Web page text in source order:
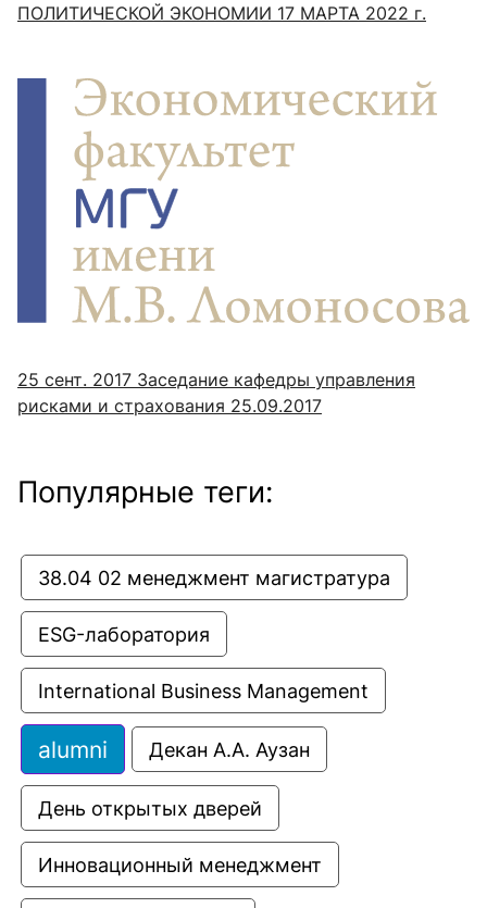
ПОЛИТИЧЕСКОЙ ЭКОНОМИИ 17 МАРТА 2022 г.
25 сент. 2017 Заседание кафедры управления
рисками и страхования 25.09.2017
Популярные теги:
38.04 02 менеджмент магистратура
ESG-лаборатория
International Business Management
alumni Декан А.А. Аузан
День открытых дверей
Инновационный менеджмент